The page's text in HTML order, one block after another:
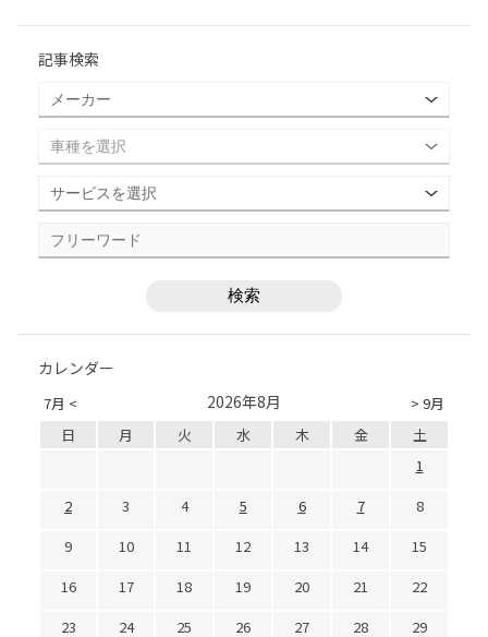
記事検索
カレンダー
7月 < > 9月
2026年8月
日 月 火 水 木 金
土
1
2
3 4 5 6 7
8
9
10 11 12 13 14
15
16
17 18 19 20 21
22
23
24 25 26 27 28
29